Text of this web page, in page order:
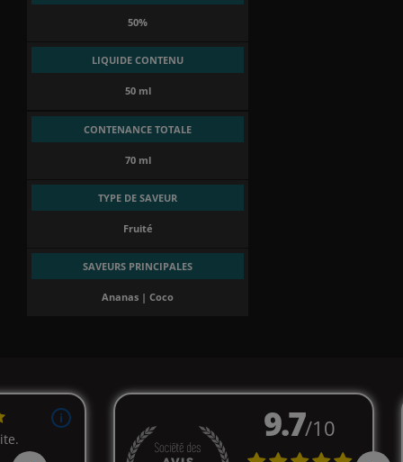
50%
LIQUIDE CONTENU
50 ml
CONTENANCE TOTALE
70 ml
TYPE DE SAVEUR
Fruité
SAVEURS PRINCIPALES
Ananas | Coco